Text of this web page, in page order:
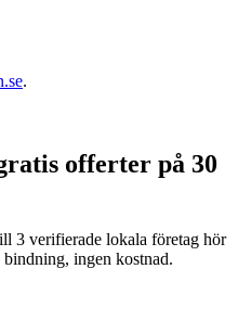
.
offerter på 30
3 verifierade lokala företag hör
ingen kostnad.